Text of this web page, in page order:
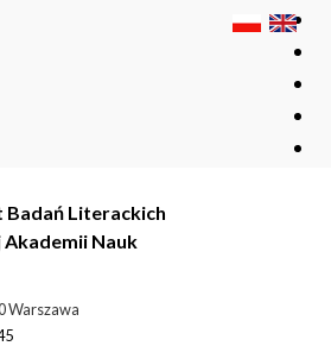
Literackich
Akademii Nauk
Warszawa
Polskiej Akademii Nauk
Franczak